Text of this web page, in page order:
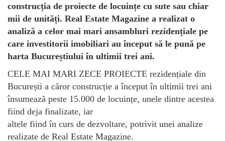
construcția de proiecte de locuințe cu sute sau chiar
mii de unități. Real Estate Magazine a realizat o
analiză a celor mai mari ansambluri rezidențiale pe
care investitorii imobiliari au început să le pună pe
harta Bucureștiului în ultimii trei ani.
CELE MAI MARI ZECE PROIECTE rezidențiale din
București a căror construcție a început în ultimii trei ani
însumează peste 15.000 de locuințe, unele dintre acestea
fiind deja finalizate, iar
altele fiind în curs de dezvoltare, potrivit unei analize
realizate de Real Estate Magazine.